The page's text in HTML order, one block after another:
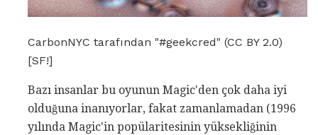
CarbonNYC tarafından "#geekcred" (CC BY 2.0)
[SF!]
Bazı insanlar bu oyunun Magic'den çok daha iyi
olduğuna inanıyorlar, fakat zamanlamadan (1996
yılında Magic'in popülaritesinin yüksekliğinin